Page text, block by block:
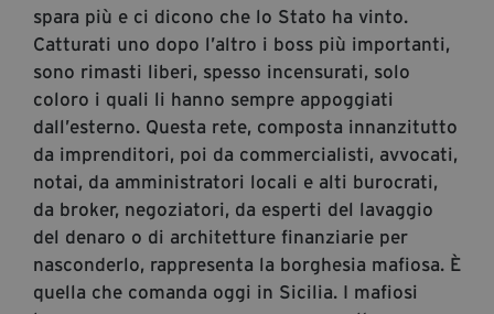
spara più e ci dicono che lo Stato ha vinto.
Catturati uno dopo l’altro i boss più importanti,
sono rimasti liberi, spesso incensurati, solo
coloro i quali li hanno sempre appoggiati
dall’esterno. Questa rete, composta innanzitutto
da imprenditori, poi da commercialisti, avvocati,
notai, da amministratori locali e alti burocrati,
da broker, negoziatori, da esperti del lavaggio
del denaro o di architetture finanziarie per
nasconderlo, rappresenta la borghesia mafiosa. È
quella che comanda oggi in Sicilia. I mafiosi